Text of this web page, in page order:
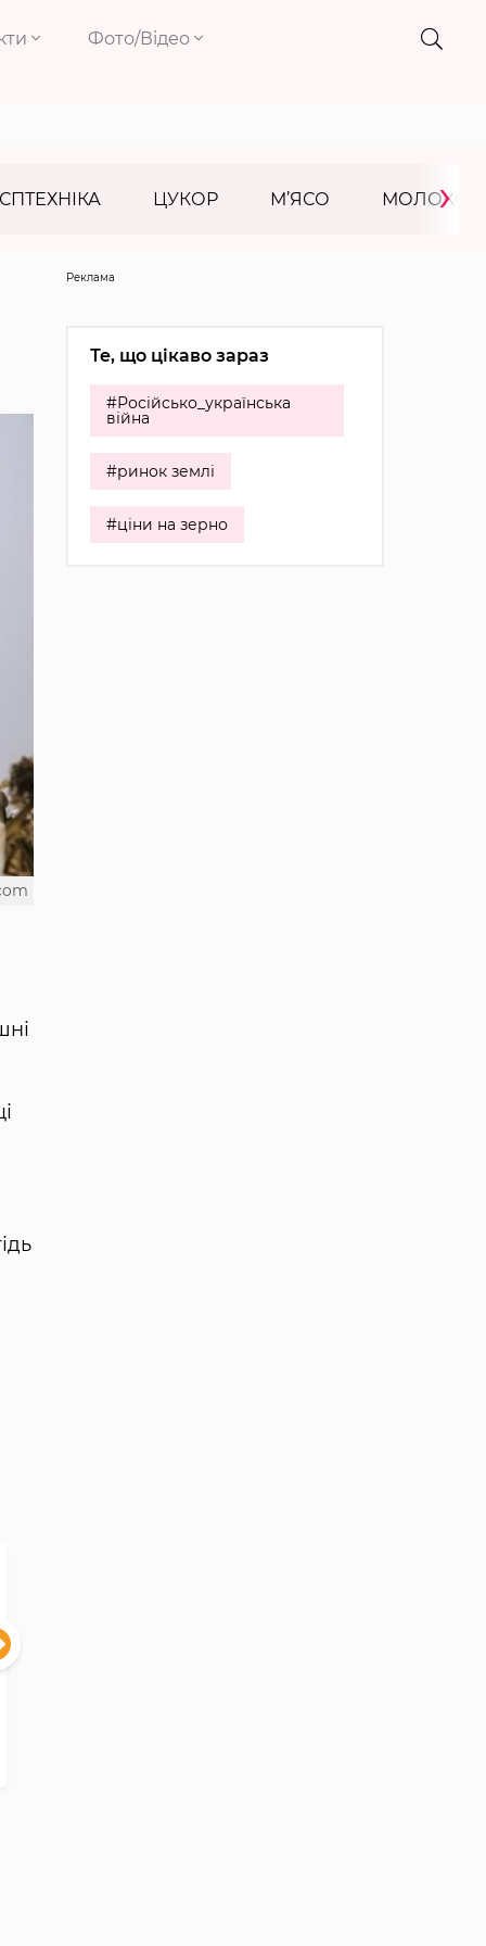
Фото/Відео
ЦУКОР М’ЯСО МОЛОКО
›
Реклама
Те, що цікаво зараз
#Російсько_українська
війна
#ринок землі
#ціни на зерно